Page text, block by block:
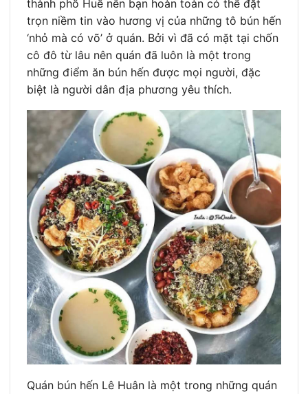
thành phố Huế nên bạn hoàn toàn có thể đặt
trọn niềm tin vào hương vị của những tô bún hến
‘nhỏ mà có võ’ ở quán. Bởi vì đã có mặt tại chốn
cô đô từ lâu nên quán đã luôn là một trong
những điểm ăn bún hến được mọi người, đặc
biệt là người dân địa phương yêu thích.
Quán bún hến Lê Huân là một trong những quán